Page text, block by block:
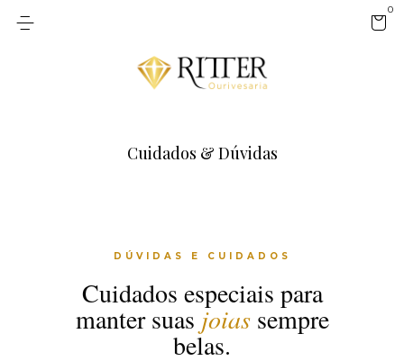
0
Cuidados & Dúvidas
DÚVIDAS E CUIDADOS
Cuidados especiais para
manter suas joiassempre
belas.